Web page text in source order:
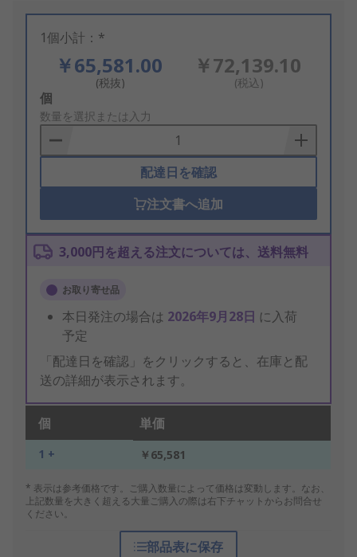
1個小計：*
￥65,581.00
(税抜)
￥72,139.10
(税込)
Add
to
Basket
個
数量を選択または入力
配達日を確認
注文書へ追加
3,000円を超える注文については、送料無料
お取り寄せ品
本日発注の場合は 2026年9月28日 に入荷
予定
「配達日を確認」をクリックすると、在庫と配
送の詳細が表示されます。
個 単価
1 + ￥65,581
* 表示は参考価格です。ご購入数量によって価格は変動します。なお、
上記数量を大きく超える大量ご購入の際は右下チャットからお問合せ
ください。
部品表に保存